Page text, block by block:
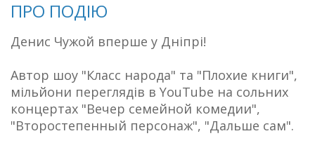
ПРО ПОДІЮ
Денис Чужой вперше у Дніпрі!
Автор шоу "Класс народа" та "Плохие книги",
мільйони переглядів в YouTube на сольних
концертах "Вечер семейной комедии",
"Второстепенный персонаж", "Дальше сам".